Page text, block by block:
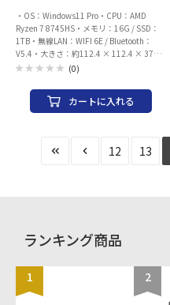
・OS：Windows11 Pro・CPU：AMD
Ryzen 7 8745HS・メモリ：16G / SSD：
1TB・無線LAN：WIFI 6E / Bluetooth：
V5.4・大きさ：約112.4 × 112.4 × 37
mm
(0)
カートに入れる
12 13
ランキング商品
1 2